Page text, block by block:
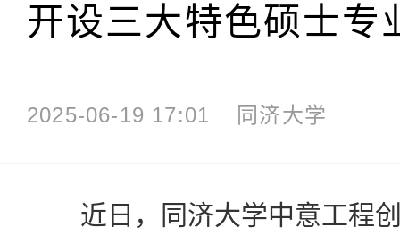
开设三大特色硕士专
2025-06-19 17:01 同济大学
近日，同济大学中意工程创